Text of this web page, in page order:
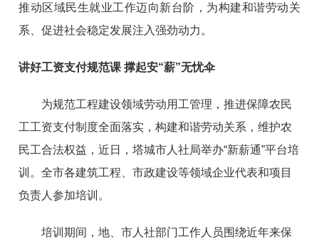
推动区域民生就业工作迈向新台阶，为构建和谐劳动关
系、促进社会稳定发展注入强劲动力。
讲好工资支付规范课 撑起安“薪”无忧伞
为规范工程建设领域劳动用工管理，推进保障农民
工工资支付制度全面落实，构建和谐劳动关系，维护农
民工合法权益，近日，塔城市人社局举办“新薪通”平台培
训。全市各建筑工程、市政建设等领域企业代表和项目
负责人参加培训。
培训期间，地、市人社部门工作人员围绕近年来保